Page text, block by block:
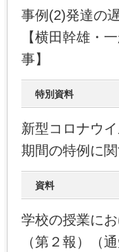
事例(2)発達の
【横田幹雄・
事】
特別資料
新型コロナウ
期間の特例に
資料
学校の授業に
（第２報）（通